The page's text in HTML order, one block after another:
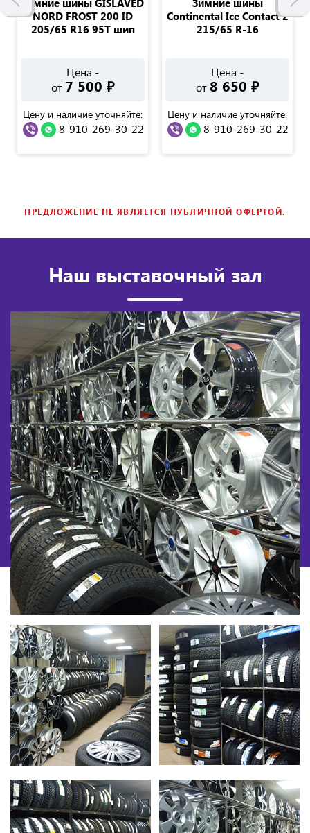
Зимние шины GISLAVED
NORD FROST 200 ID
205/65 R16 95T шип
Цена -
от 7 500 ₽
Цену и наличие уточняйте:
8-910-269-30-22
Зимние шины
Continental Ice Contact 2
215/65 R-16
Цена -
от8 650 ₽
Цену и наличие уточняйте:
8-910-269-30-22
ПРЕДЛОЖЕНИЕ НЕ ЯВЛЯЕТСЯ ПУБЛИЧНОЙ ОФЕРТОЙ.
Наш выставочный зал